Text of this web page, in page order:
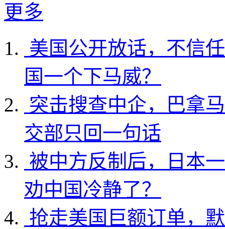
更多
美国公开放话，不信
国一个下马威？
突击搜查中企，巴拿
交部只回一句话
被中方反制后，日本
劝中国冷静了？
抢走美国巨额订单，